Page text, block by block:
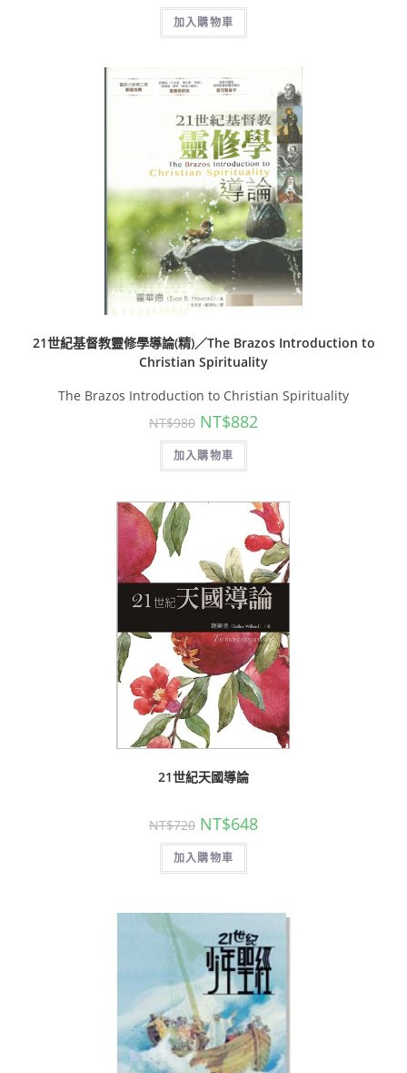
加入購物車
21世紀基督教靈修學導論(精)／The Brazos Introduction to
Christian Spirituality
The Brazos Introduction to Christian Spirituality
NT$980 NT$882
加入購物車
21世紀天國導論
NT$720 NT$648
加入購物車